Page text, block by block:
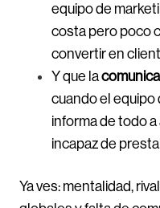
equipo de
costa pero poco
convertir en
Y que la
cuando el
informa de todo
incapaz de
Ya ves: mentalidad,